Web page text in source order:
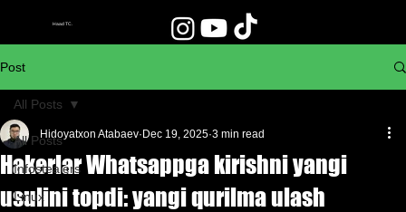
Haad TC.
Post
All Posts
Infostealers
Linux
All Posts
Hakerlar Whatsappga kirishni yangi
usulini topdi: yangi qurilma ulash
Hidoyatxon Atabaev Dec 19, 2025 3 min read